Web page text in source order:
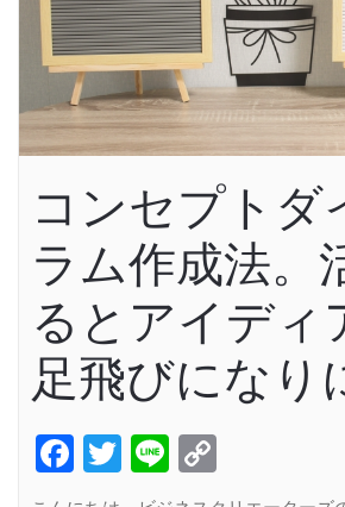
コンセプトダ
ラム作成法。
るとアイディ
足飛びになり
Facebook
Twitter
Line
Link